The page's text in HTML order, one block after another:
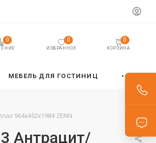
0
ИЗБРАННОЕ
0
КОРЗИНА
0
МЕБЕЛЬ ДЛЯ ГОСТИНИЦ
964х452х1984 ZENN
Антрацит/